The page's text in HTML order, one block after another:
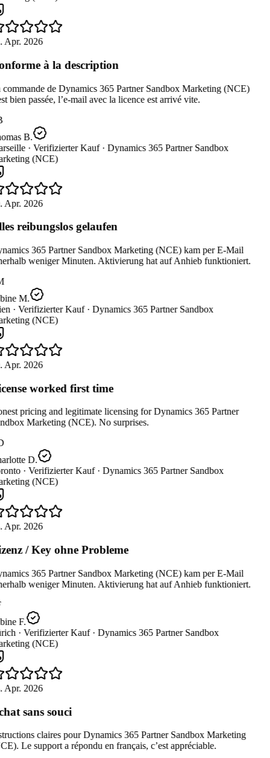
Apr. 2026
à la description
de Dynamics 365 Partner Sandbox Marketing (NCE)
bien passée, l’e-mail avec la licence est arrivé vite.
B.
· Verifizierter Kauf · Dynamics 365 Partner Sandbox
(NCE)
Apr. 2026
reibungslos gelaufen
365 Partner Sandbox Marketing (NCE) kam per E-Mail
weniger Minuten. Aktivierung hat auf Anhieb funktioniert.
M.
· Verifizierter Kauf · Dynamics 365 Partner Sandbox
(NCE)
Apr. 2026
worked first time
pricing and legitimate licensing for Dynamics 365 Partner
Marketing (NCE). No surprises.
D.
· Verifizierter Kauf · Dynamics 365 Partner Sandbox
(NCE)
Apr. 2026
/ Key ohne Probleme
365 Partner Sandbox Marketing (NCE) kam per E-Mail
weniger Minuten. Aktivierung hat auf Anhieb funktioniert.
F.
· Verifizierter Kauf · Dynamics 365 Partner Sandbox
(NCE)
Apr. 2026
sans souci
claires pour Dynamics 365 Partner Sandbox Marketing
Le support a répondu en français, c’est appréciable.